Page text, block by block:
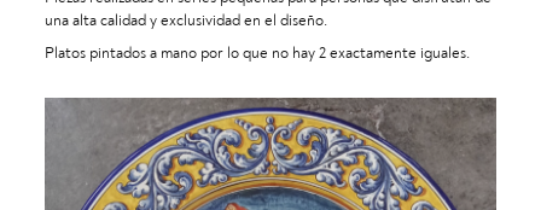
una alta calidad y exclusividad en el diseño.
Platos pintados a mano por lo que no hay 2 exactamente iguales.